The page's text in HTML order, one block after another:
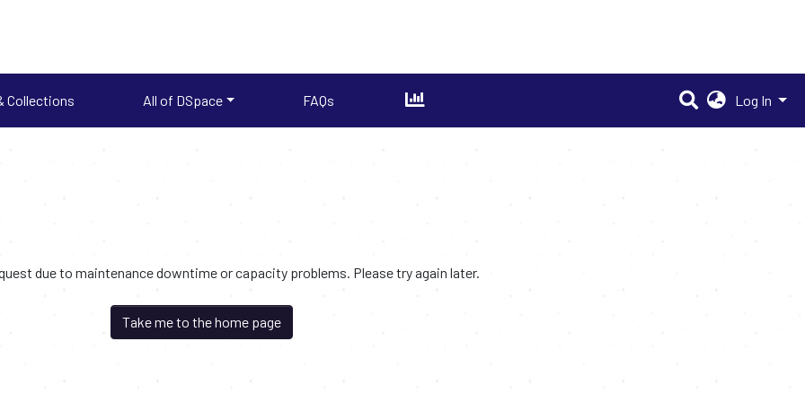
Collections All of DSpace FAQs Log In
due to maintenance downtime or capacity problems. Please try again later.
Take me to the home page